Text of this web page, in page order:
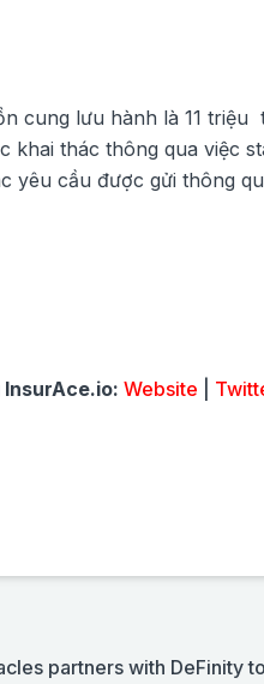
cung lưu hành là 11
khai thác thông qua việc
yêu cầu được gửi thông
Website
partners with